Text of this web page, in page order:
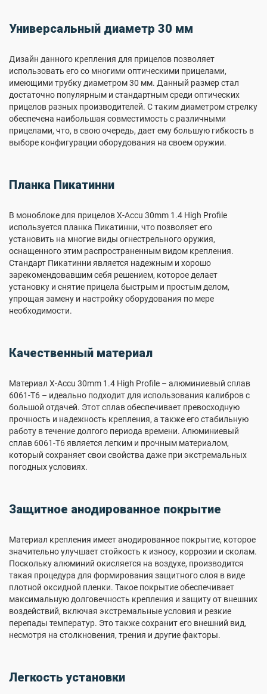
Универсальный диаметр 30 мм
Дизайн данного крепления для прицелов позволяет
использовать его со многими оптическими прицелами,
имеющими трубку диаметром 30 мм. Данный размер стал
достаточно популярным и стандартным среди оптических
прицелов разных производителей. С таким диаметром стрелку
обеспечена наибольшая совместимость с различными
прицелами, что, в свою очередь, дает ему большую гибкость в
выборе конфигурации оборудования на своем оружии.
Планка Пикатинни
В моноблоке для прицелов X-Accu 30mm 1.4 High Profile
используется планка Пикатинни, что позволяет его
установить на многие виды огнестрельного оружия,
оснащенного этим распространенным видом крепления.
Стандарт Пикатинни является надежным и хорошо
зарекомендовавшим себя решением, которое делает
установку и снятие прицела быстрым и простым делом,
упрощая замену и настройку оборудования по мере
необходимости.
Качественный материал
Материал X-Accu 30mm 1.4 High Profile – алюминиевый сплав
6061-T6 – идеально подходит для использования калибров с
большой отдачей. Этот сплав обеспечивает превосходную
прочность и надежность крепления, а также его стабильную
работу в течение долгого периода времени. Алюминиевый
сплав 6061-T6 является легким и прочным материалом,
который сохраняет свои свойства даже при экстремальных
погодных условиях.
Защитное анодированное покрытие
Материал крепления имеет анодированное покрытие, которое
значительно улучшает стойкость к износу, коррозии и сколам.
Поскольку алюминий окисляется на воздухе, производится
такая процедура для формирования защитного слоя в виде
плотной оксидной пленки. Такое покрытие обеспечивает
максимальную долговечность крепления и защиту от внешних
воздействий, включая экстремальные условия и резкие
перепады температур. Это также сохранит его внешний вид,
несмотря на столкновения, трения и другие факторы.
Легкость установки